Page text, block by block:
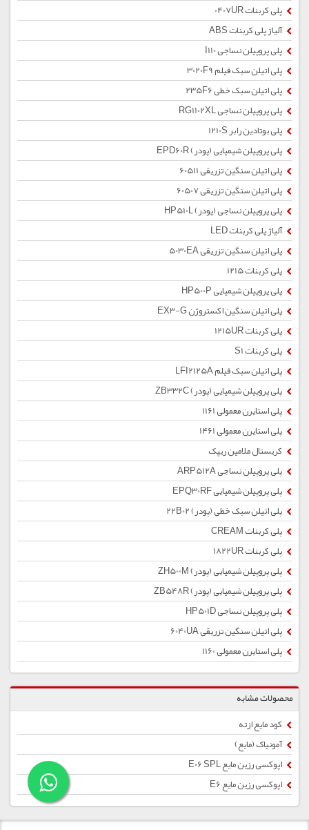
پلی کربنات 0407UR
آلیاژ پلی کربنات ABS
پلی پروپیلن نساجی I110
پلی اتیلن سبک فیلم 3020F9
پلی اتیلن سبک خطی 235F6
پلی پروپیلن نساجی RG1102XL
پلی بوتادین رابر 1210S
پلی پروپیلن شیمیایی (پودر) EPD60R
پلی اتیلن سنگین تزریقی 60511
پلی اتیلن سنگین تزریقی 60507
پلی پروپیلن نساجی (پودر) HP510L
آلیاژ پلی کربنات LED
پلی اتیلن سنگین تزریقی 5030EA
پلی کربنات 1215
پلی پروپیلن شیمیایی HP500P
پلی اتیلن سنگین اکستروژن EX3-G
پلی کربنات 1215UR
پلی کربنات S1
پلی اتیلن سبک فیلم LFI2125A
پلی پروپیلن شیمیایی (پودر) ZB332C
پلی استایرن معمولی 1161
پلی استایرن معمولی 1461
کریستال ملامین ریپک
پلی پروپیلن نساجی ARP512A
پلی پروپیلن شیمیایی EPQ30RF
پلی اتیلن سبک خطی (پودر) 22B02
پلی کربنات CREAM
پلی کربنات 1822UR
پلی پروپیلن شیمیایی (پودر) ZH500M
پلی پروپیلن شیمیایی (پودر) ZB548R
پلی پروپیلن نساجی HP501D
پلی اتیلن سنگین تزریقی 6040UA
پلی استایرن معمولی 1160
محصولات مشابه
کود مایع ازته
آمونیاک (مایع)
اپوکسی رزین مایع E06 SPL
اپوکسی رزین مایع E6